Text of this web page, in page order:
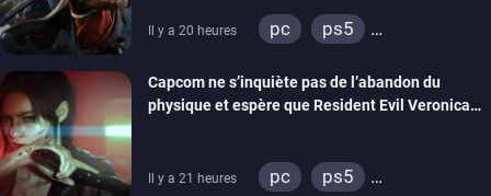
Il y a 20 heures pc
ps5
Capcom ne s’inquiète pas de l’abandon du
physique et espère que Resident Evil Veronica
Il y a 21 heures pc
ps5